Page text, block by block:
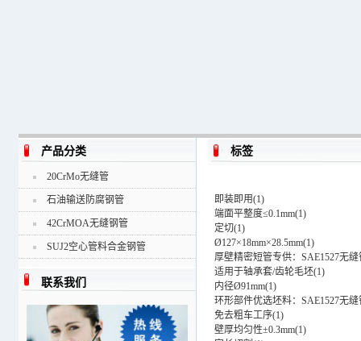
标签
即装即用(1)
端面平整度≤0.1mm(1)
定切(1)
Ø127×18mm×28.5mm(1)
厚壁精密短管专供：SAE1527无缝
适用于轴承套/齿轮毛坯(1)
内径Ø91mm(1)
环形部件优选坯料：SAE1527无缝
免去粗车工序(1)
壁厚均匀性±0.3mm(1)
产品分类
20CrMo无缝管
石油输送防腐钢管
42CrMOA无缝钢管
SUJ2空心管料合金钢管
联系我们